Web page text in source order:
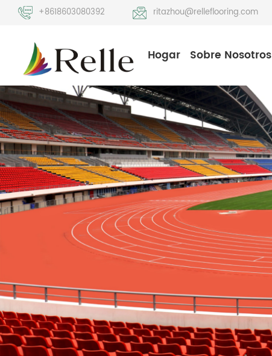
+8618603080392 ritazhou@relleflooring.com
Hogar Sobre Nosotros